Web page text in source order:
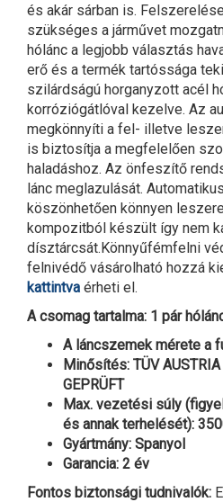
és akár sárban is.
szükséges a járművet
hólánc a legjobb választás
erő és a termék tartóssága
szilárdságú horganyzott acél
korróziógátlóval kezelve. Az
megkönnyíti a fel- illetve
is biztosítja a megfelelően
haladáshoz. Az önfeszítő
lánc meglazulását.
köszönhetően könnyen
kompozitból készült így nem
dísztárcsát.Könnyűfémfelni
felnivédő vásárolható hozzá
kattintva érheti el.
A csomag tartalma: 1 pár
A láncszemek mérete a
Minősítés: TÜV
GEPRÜFT
Max. vezetési súly
és annak terhelését):
Gyártmány: Spanyol
Garancia: 2 év
Fontos biztonsági tudnivalók: